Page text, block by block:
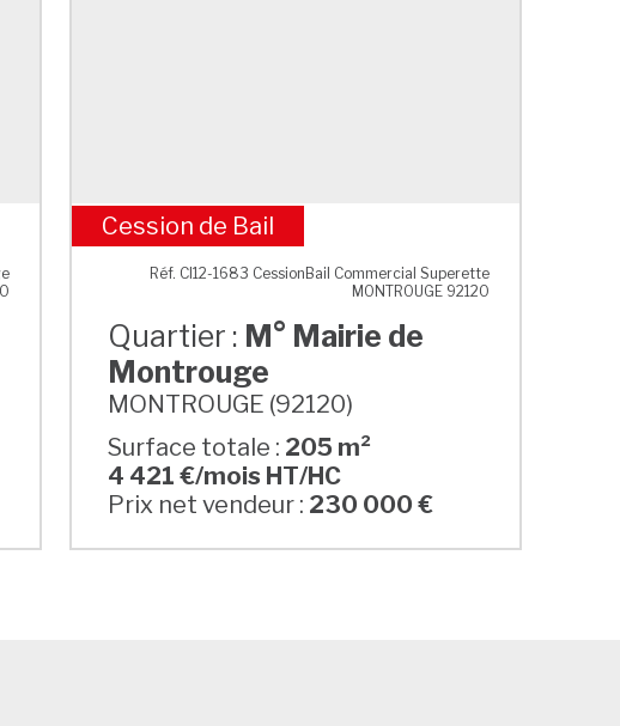
M° Mairie de Montrouge
Cession de Bail
Réf. CI12-1683 CessionBail Commercial Superette
MONTROUGE 92120
Quartier : M° Mairie de
Montrouge
MONTROUGE (92120)
Surface totale : 205 m²
4 421 €/mois HT/HC
Prix net vendeur : 230 000 €